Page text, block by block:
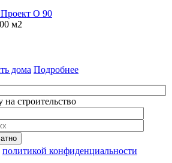
О 90
м2
дома Подробнее
строительство
политикой конфиденциальности